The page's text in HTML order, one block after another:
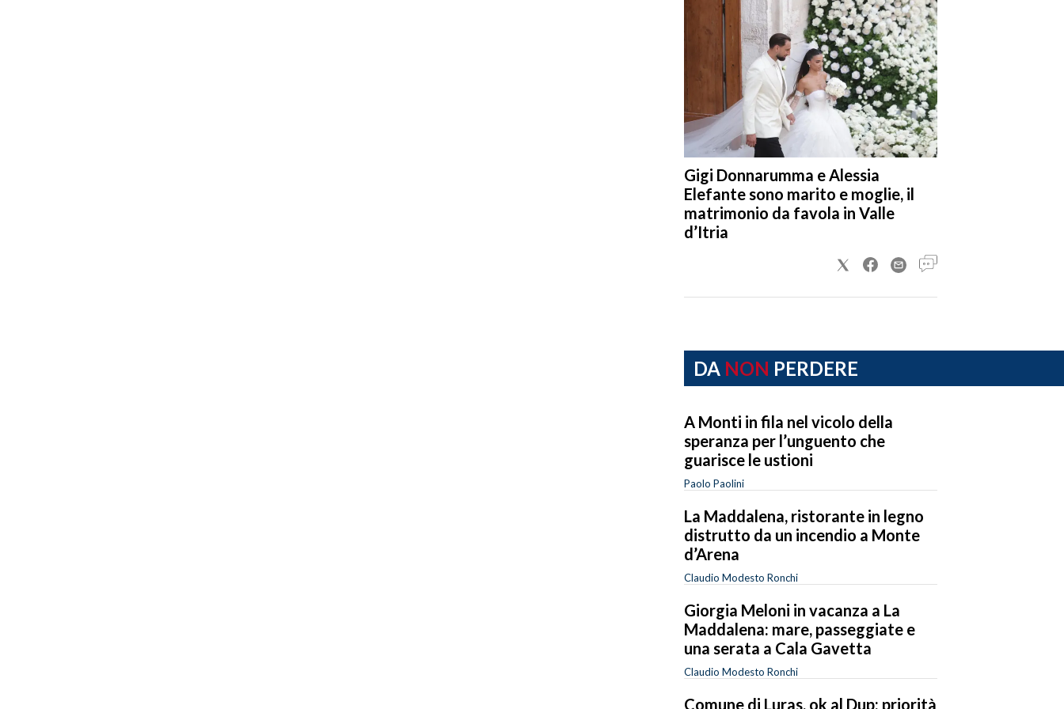
Gigi Donnarumma e Alessia
Elefante sono marito e moglie, il
matrimonio da favola in Valle
d’Itria
DA NON PERDERE
A Monti in fila nel vicolo della
speranza per l’unguento che
guarisce le ustioni
Paolo Paolini
La Maddalena, ristorante in legno
distrutto da un incendio a Monte
d’Arena
Claudio Modesto Ronchi
Giorgia Meloni in vacanza a La
Maddalena: mare, passeggiate e
una serata a Cala Gavetta
Claudio Modesto Ronchi
Comune di Luras, ok al Dup: priorità